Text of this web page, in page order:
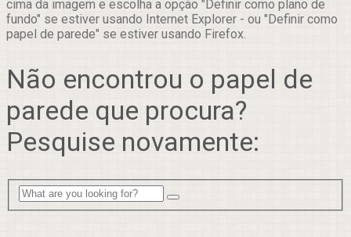
cima da imagem e escolha a opção "Definir como plano de
fundo" se estiver usando Internet Explorer - ou "Definir como
papel de parede" se estiver usando Firefox.
Não encontrou o papel de
parede que procura?
Pesquise novamente: